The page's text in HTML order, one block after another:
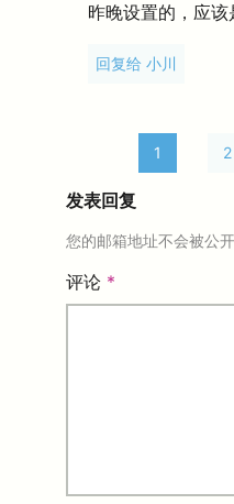
昨晚设置的，应该
回复给 小川
1 2
发表回复
您的邮箱地址不会被公开
评论 *